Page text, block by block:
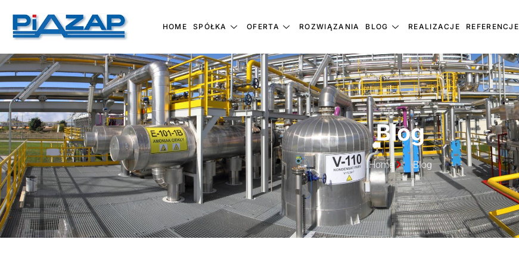
HOME SPÓŁKA OFERTA ROZWIĄZANIA BLOG REALIZACJE REFERENCJE
Blog
Home Blog